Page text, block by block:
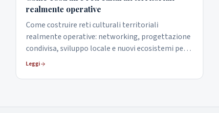
realmente operative
Come costruire reti culturali territoriali
realmente operative: networking, progettazione
condivisa, sviluppo locale e nuovi ecosistemi per
cultura, turismo e audiovisivo in Emilia-Romagna.
Leggi